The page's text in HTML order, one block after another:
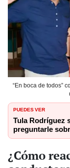
“En boca de todos”
PUEDES VER
Tula Rodríguez
preguntarle
¿Cómo